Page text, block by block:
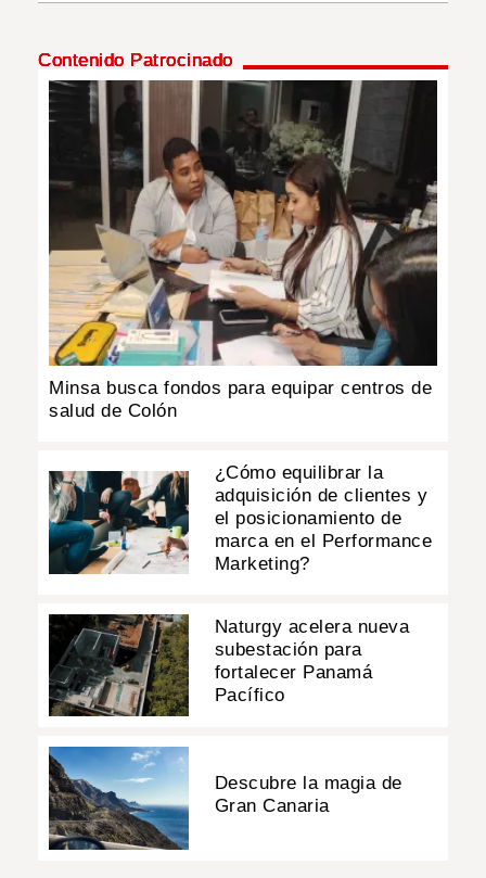
MULTIMEDIA
Contenido Patrocinado
Minsa busca fondos para equipar centros de
salud de Colón
¿Cómo equilibrar la
adquisición de clientes y
el posicionamiento de
marca en el Performance
Marketing?
Naturgy acelera nueva
subestación para
fortalecer Panamá
Pacífico
Descubre la magia de
Gran Canaria